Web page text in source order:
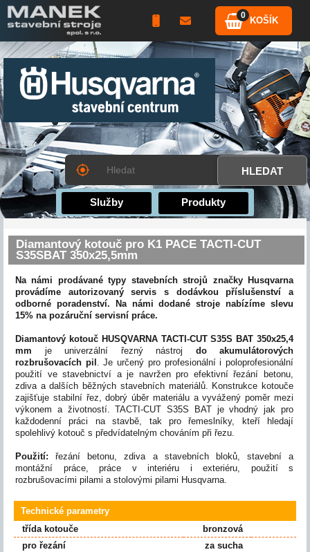
0 KOŠÍK
Služby Produkty
Diamantový kotouč pro K1 PACE TACTI-CUT
S35SBAT 350x25,5mm
Na námi prodávané typy stavebních strojů značky Husqvarna
provádíme autorizovaný servis s dodávkou příslušenství a
odborné poradenství. Na námi dodané stroje nabízíme slevu
15% na pozáruční servisní práce.
Diamantový kotouč HUSQVARNA TACTI-CUT S35S BAT 350x25,4
mm je univerzální řezný nástroj do akumulátorových
rozbrušovacích pil . Je určený pro profesionální i poloprofesionální
použití ve stavebnictví a je navržen pro efektivní řezání betonu,
zdiva a dalších běžných stavebních materiálů. Konstrukce kotouče
zajišťuje stabilní řez, dobrý úběr materiálu a vyvážený poměr mezi
výkonem a životností. TACTI-CUT S35S BAT je vhodný jak pro
každodenní práci na stavbě, tak pro řemeslníky, kteří hledají
spolehlivý kotouč s předvídatelným chováním při řezu.
Použití: řezání betonu, zdiva a stavebních bloků, stavební a
montážní práce, práce v interiéru i exteriéru, použití s
rozbrušovacími pilami a stolovými pilami Husqvarna.
Technické parametry
třída kotouče
pro řezání
bronzová
za sucha